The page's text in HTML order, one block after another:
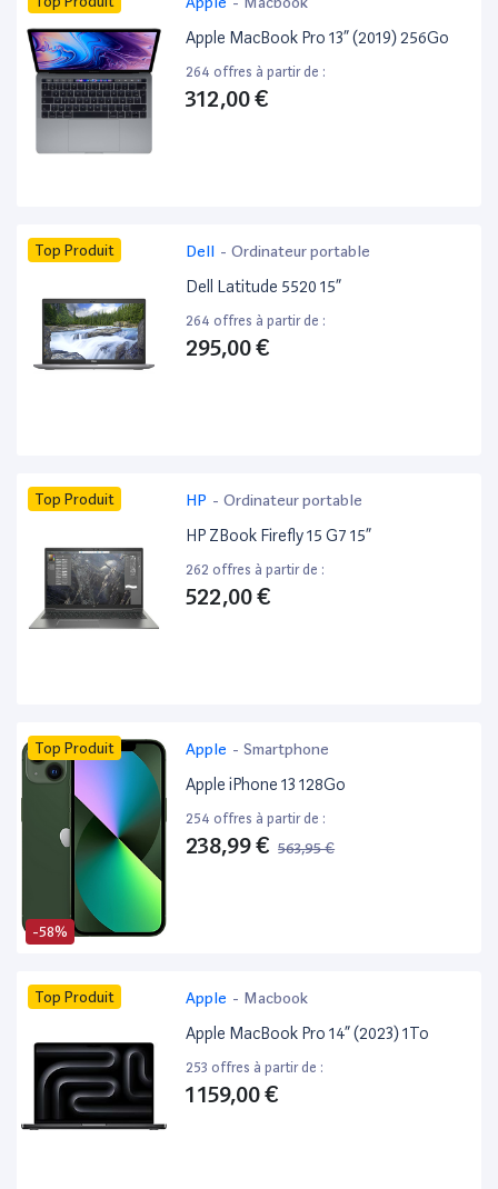
Apple MacBook Pro 13” (2019) 256Go
264 offres à partir de :
312,00 €
Top Produit Dell - Ordinateur portable
Dell Latitude 5520 15”
264 offres à partir de :
295,00 €
Top Produit HP - Ordinateur portable
HP ZBook Firefly 15 G7 15”
262 offres à partir de :
522,00 €
-58%
Top Produit Apple - Smartphone
Apple iPhone 13 128Go
254 offres à partir de :
238,99 € 563,95 €
Top Produit Apple - Macbook
Apple MacBook Pro 14” (2023) 1To
253 offres à partir de :
1 159,00 €